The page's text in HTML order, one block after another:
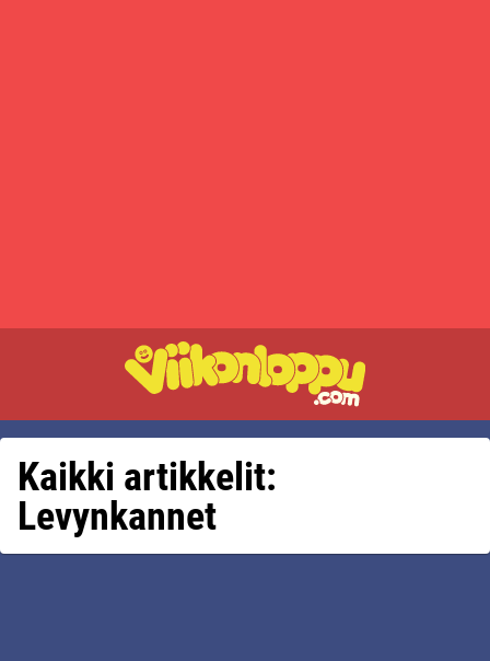
Kaikki artikkelit:
Levynkannet